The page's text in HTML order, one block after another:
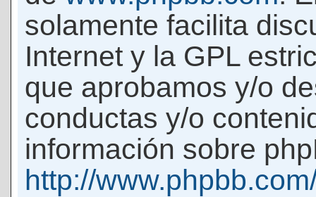
solamente facilita
Internet y la GPL
que aprobamos y/o
conductas y/o
información sobre
http://